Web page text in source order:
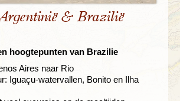
& Brazilië
hoogtepunten van Brazilie
Aires naar Rio
Iguaçu-watervallen, Bonito en Ilha